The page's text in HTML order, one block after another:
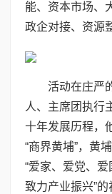
能、资本市场、
政企对接、资源
活动在庄严
人、主席团执行
十年发展历程，
“商界黄埔”，黄
“爱家、爱党、爱
致力产业振兴”